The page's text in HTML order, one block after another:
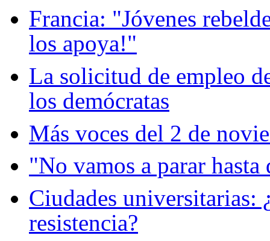
Francia: "Jóvenes
los apoya!"
La solicitud de empleo
los demócratas
Más voces del 2 de
"No vamos a parar
Ciudades universitarias:
resistencia?